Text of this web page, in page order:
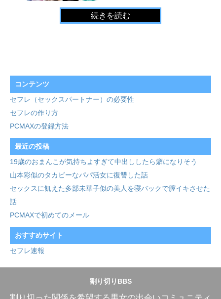
続きを読む
コンテンツ
セフレ（セックスパートナー）の必要性
セフレの作り方
PCMAXの登録方法
最近の投稿
19歳のおまんこが気持ちよすぎて中出ししたら癖になりそう
山本彩似のタカビーなパパ活女に復讐した話
セックスに飢えた多部未華子似の美人を寝バックで膣イキさせた
話
PCMAXで初めてのメール
おすすめサイト
セフレ速報
割り切りBBS